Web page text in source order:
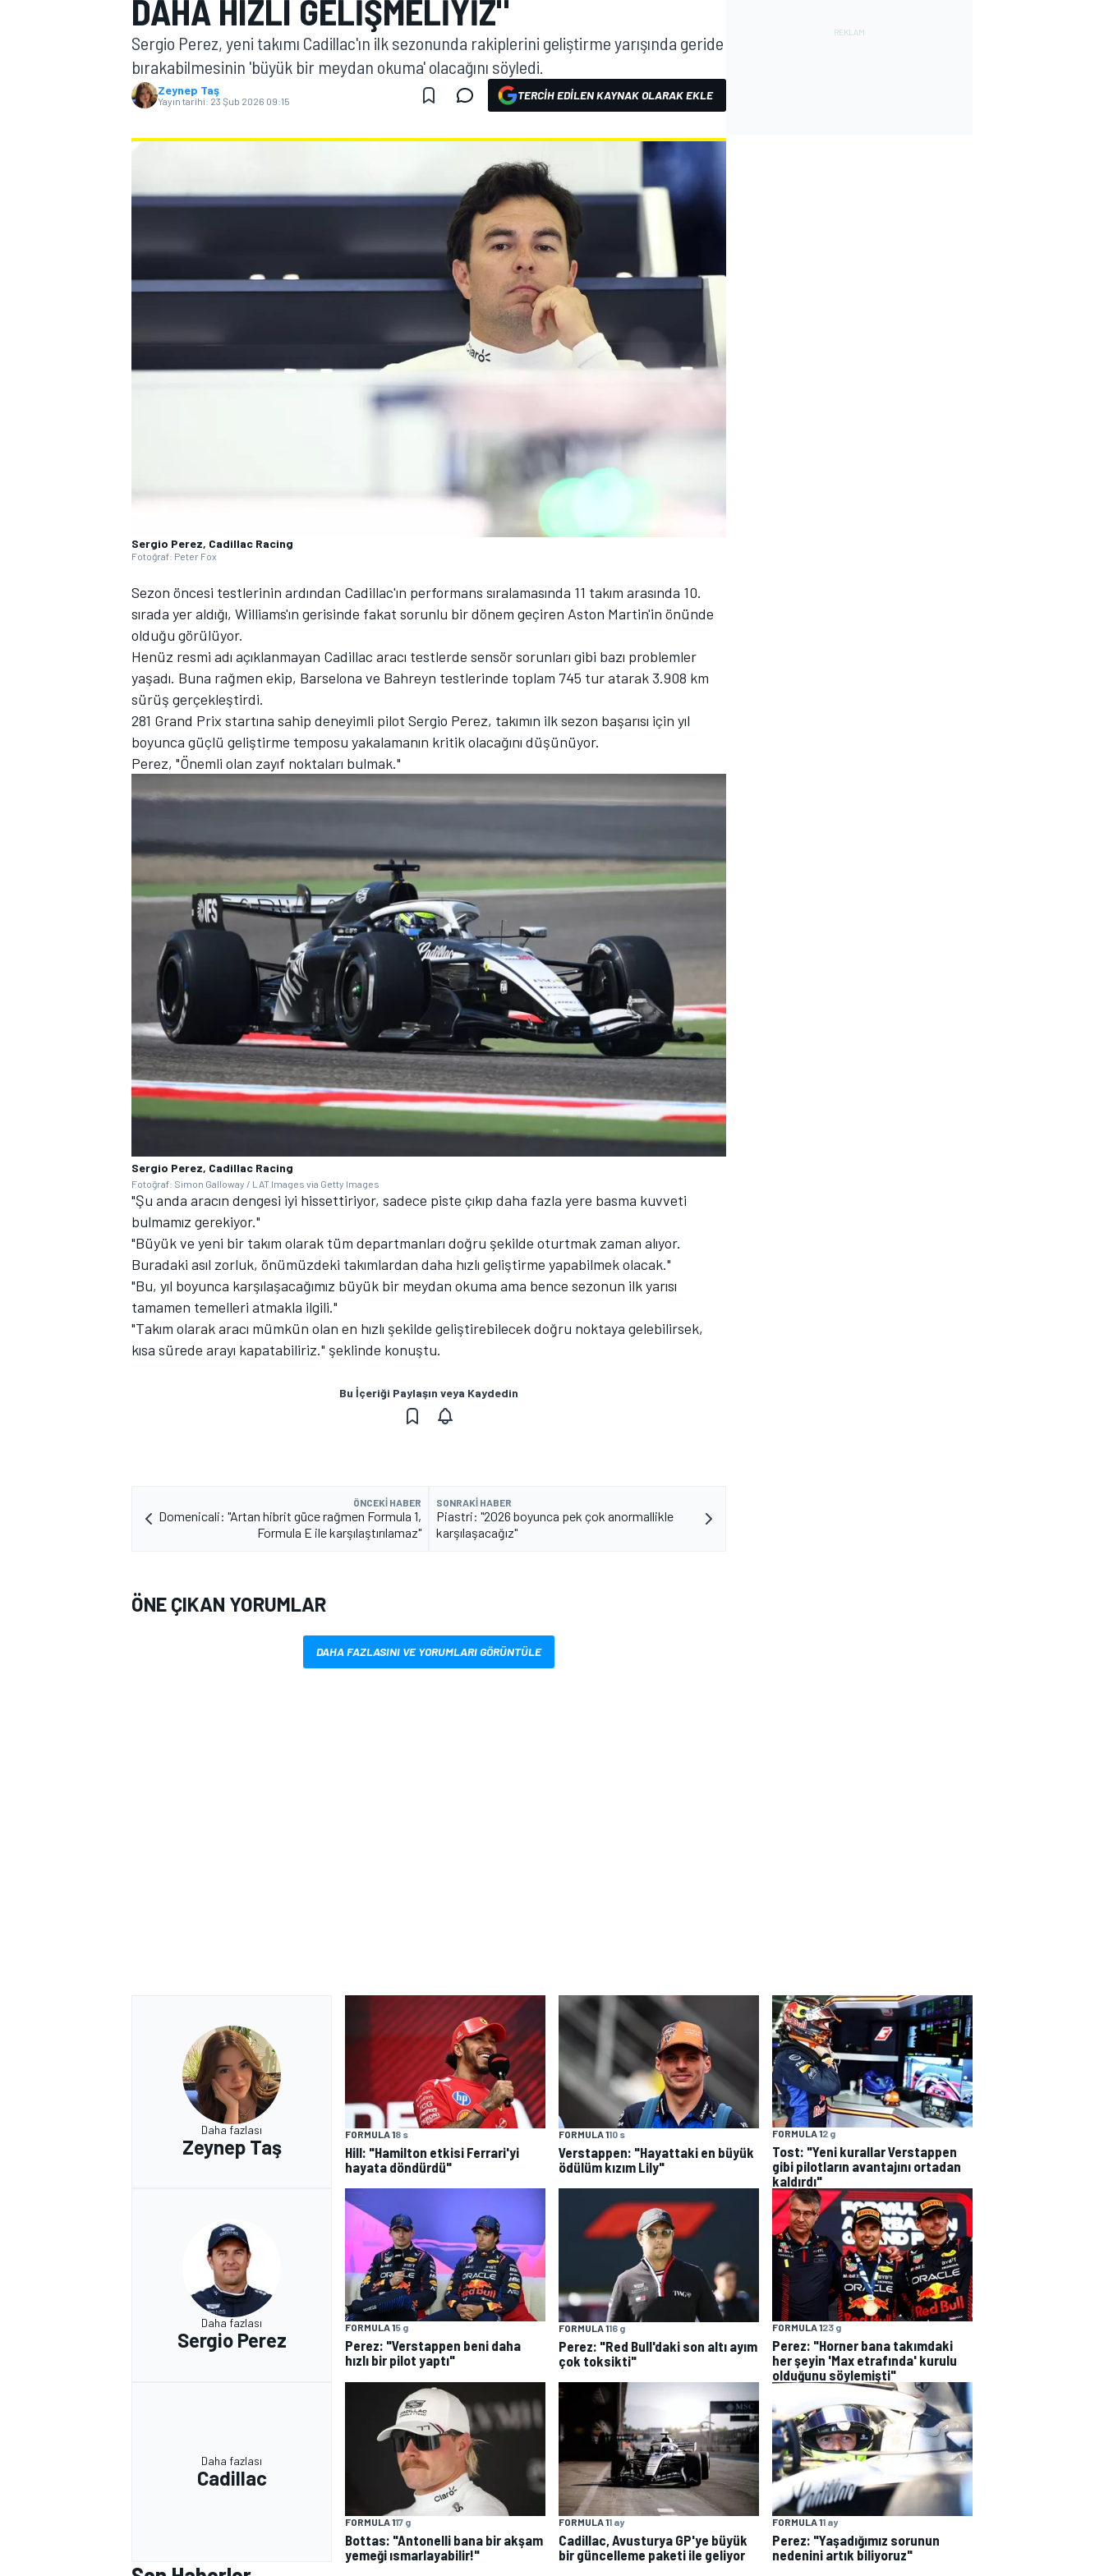
MOTOGP
DAHA HIZLI GELIŞMELIYIZ"
Sergio Perez, yeni takımı Cadillac'ın ilk sezonunda rakiplerini geliştirme yarışında geride
bırakabilmesinin 'büyük bir meydan okuma' olacağını söyledi.
Zeynep Taş
Yayın tarihi: 23 Şub 2026 09:15 TERCIH EDILEN KAYNAK OLARAK EKLE
Sergio Perez, Cadillac Racing
Fotoğraf: Peter Fox
Sezon öncesi testlerinin ardından Cadillac'ın performans sıralamasında 11 takım arasında 10.
sırada yer aldığı, Williams'ın gerisinde fakat sorunlu bir dönem geçiren Aston Martin'in önünde
olduğu görülüyor.
Henüz resmi adı açıklanmayan Cadillac aracı testlerde sensör sorunları gibi bazı problemler
yaşadı. Buna rağmen ekip, Barselona ve Bahreyn testlerinde toplam 745 tur atarak 3.908 km
sürüş gerçekleştirdi.
281 Grand Prix startına sahip deneyimli pilot Sergio Perez, takımın ilk sezon başarısı için yıl
boyunca güçlü geliştirme temposu yakalamanın kritik olacağını düşünüyor.
Perez, "Önemli olan zayıf noktaları bulmak."
Sergio Perez, Cadillac Racing
Fotoğraf: Simon Galloway / LAT Images via Getty Images
"Şu anda aracın dengesi iyi hissettiriyor, sadece piste çıkıp daha fazla yere basma kuvveti
bulmamız gerekiyor."
"Büyük ve yeni bir takım olarak tüm departmanları doğru şekilde oturtmak zaman alıyor.
Buradaki asıl zorluk, önümüzdeki takımlardan daha hızlı geliştirme yapabilmek olacak."
"Bu, yıl boyunca karşılaşacağımız büyük bir meydan okuma ama bence sezonun ilk yarısı
tamamen temelleri atmakla ilgili."
"Takım olarak aracı mümkün olan en hızlı şekilde geliştirebilecek doğru noktaya gelebilirsek,
kısa sürede arayı kapatabiliriz." şeklinde konuştu.
Bu İçeriği Paylaşın veya Kaydedin
ÖNCEKI HABER
Domenicali: "Artan hibrit güce rağmen Formula 1,
Formula E ile karşılaştırılamaz"
SONRAKI HABER
Piastri: "2026 boyunca pek çok anormallikle
karşılaşacağız"
ÖNE ÇIKAN YORUMLAR
DAHA FAZLASINI VE YORUMLARI GÖRÜNTÜLE
Daha fazlası
Zeynep Taş
FORMULA 18 s
Hill: "Hamilton etkisi Ferrari'yi
hayata döndürdü"
FORMULA 110 s
Verstappen: "Hayattaki en büyük
ödülüm kızım Lily"
FORMULA 12 g
Tost: "Yeni kurallar Verstappen
gibi pilotların avantajını ortadan
kaldırdı"
Daha fazlası
Sergio Perez
FORMULA 15 g
Perez: "Verstappen beni daha
hızlı bir pilot yaptı"
FORMULA 116 g
Perez: "Red Bull'daki son altı ayım
çok toksikti"
FORMULA 123 g
Perez: "Horner bana takımdaki
her şeyin 'Max etrafında' kurulu
olduğunu söylemişti"
Daha fazlası
Cadillac
FORMULA 117 g
Bottas: "Antonelli bana bir akşam
yemeği ısmarlayabilir!"
FORMULA 11 ay
Cadillac, Avusturya GP'ye büyük
bir güncelleme paketi ile geliyor
FORMULA 11 ay
Perez: "Yaşadığımız sorunun
nedenini artık biliyoruz"